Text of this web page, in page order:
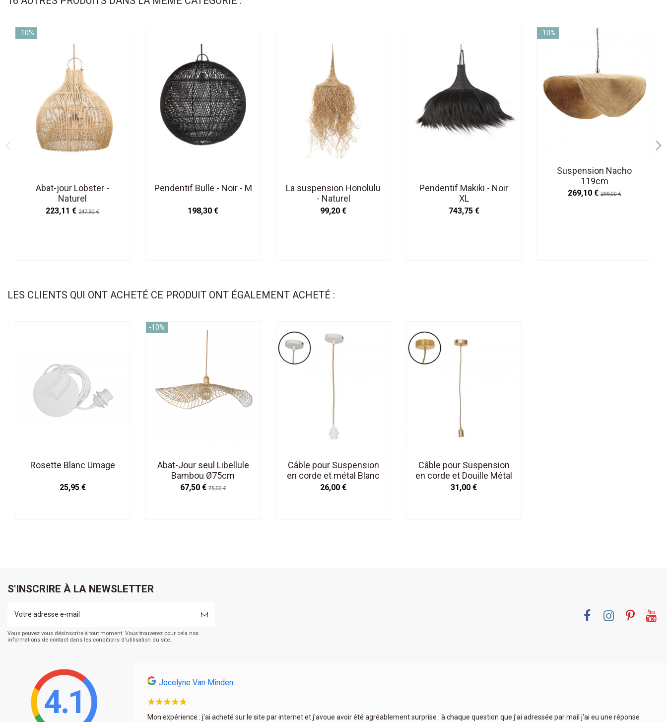
-10%
Abat-jour Lobster -
Naturel
223,11 €247,90 €
Pendentif Bulle - Noir - M
198,30 €
La suspension Honolulu
- Naturel
99,20 €
Pendentif Makiki - Noir
XL
743,75 €
-10%
Suspension Nacho
119cm
269,10 €299,00 €
LES CLIENTS QUI ONT ACHETÉ CE PRODUIT ONT ÉGALEMENT ACHETÉ :
Rosette Blanc Umage
25,95 €
-10%
Abat-Jour seul Libellule
Bambou Ø75cm
67,50 €75,00 €
Câble pour Suspension
en corde et métal Blanc
douille H.110cm
26,00 €
Câble pour Suspension
en corde et Douille Métal
Doré Satiné H.110cm
31,00 €
S'INSCRIRE À LA NEWSLETTER
Vous pouvez vous désinscrire à tout moment. Vous trouverez pour cela nos
informations de contact dans les conditions d'utilisation du site.
4.1
encore une fois à très bon prix. La déco est
Jocelyne Van Minden
Mon expérience : j'ai acheté sur le site par internet et j'avoue avoir été agréablement surprise : à chaque question que j'ai adressée par mail j'ai eu une réponse